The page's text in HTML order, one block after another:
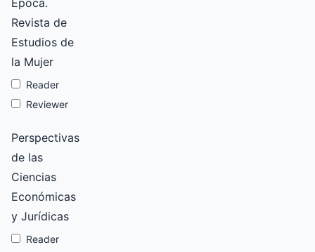
Época.
Revista de
Estudios de
la Mujer
Reader
Reviewer
Perspectivas
de las
Ciencias
Económicas
y Jurídicas
Reader